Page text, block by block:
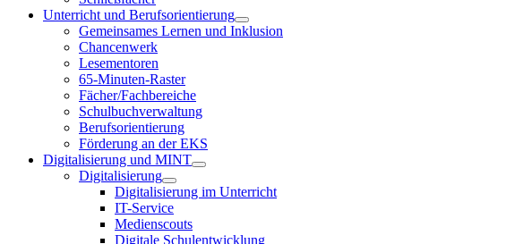
Unterricht und Berufsorientierung
Gemeinsames Lernen und Inklusion
Chancenwerk
Lesementoren
65-Minuten-Raster
Fächer/Fachbereiche
Schulbuchverwaltung
Berufsorientierung
Förderung an der EKS
Digitalisierung und MINT
Digitalisierung
Digitalisierung im Unterricht
IT-Service
Medienscouts
Digitale Schulentwicklung